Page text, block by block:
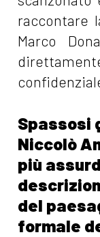
raccontare
Marco
Spassosi
Niccolò
più
del
formale